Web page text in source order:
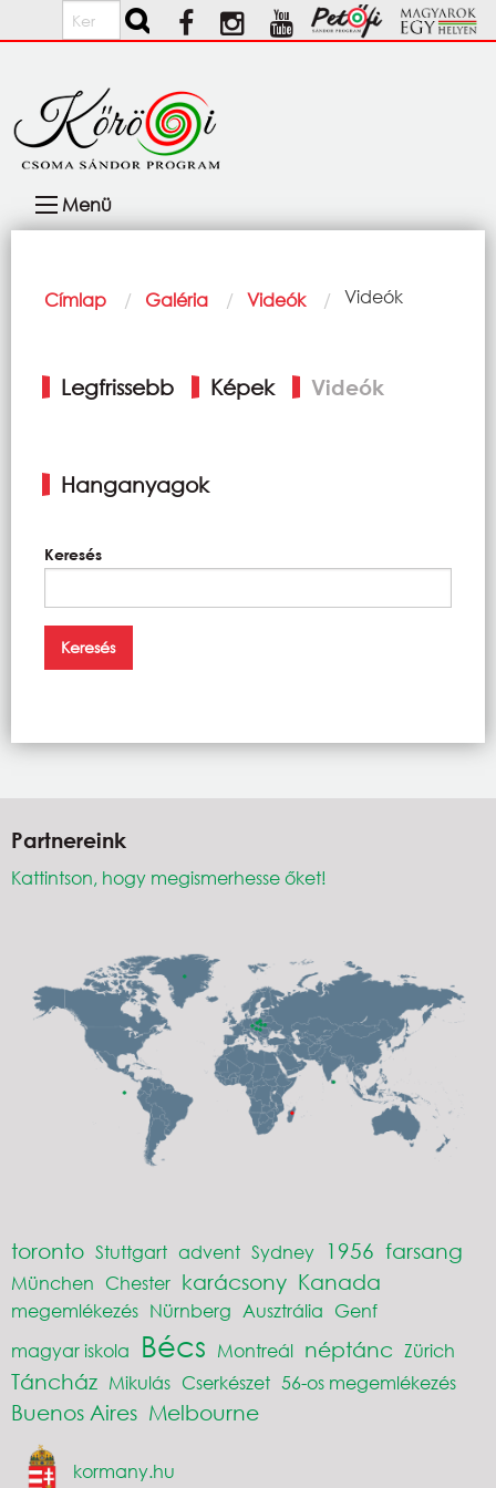
Ugrás a tartalomra
Keresés
navigáció
Menü
Morzsa
Címlap Galéria Videók Current:
Videók
fülek
Legfrissebb Képek Videók
Hanganyagok
Keresés
Partnereink
Kattintson, hogy megismerhesse őket!
toronto Stuttgart advent Sydney 1956 farsang
München Chester karácsony Kanada
megemlékezés Nürnberg Ausztrália Genf
magyar iskola
Bécs Montreál néptánc Zürich
Táncház Mikulás Cserkészet 56-os megemlékezés
Buenos Aires Melbourne
kormany.hu